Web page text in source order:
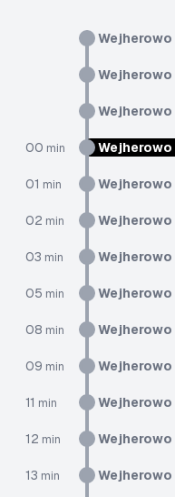
Wejherowo
Wejherowo
Wejherowo
00 min Wejherowo
01 min Wejherowo
02 min Wejherowo
03 min Wejherowo
05 min Wejherowo
08 min Wejherowo
09 min Wejherowo
11 min Wejherowo
12 min Wejherowo
13 min Wejherowo